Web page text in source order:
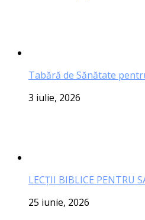
Tabără de Sănătate
3 iulie, 2026
LECŢII BIBLICE PENTRU
25 iunie, 2026